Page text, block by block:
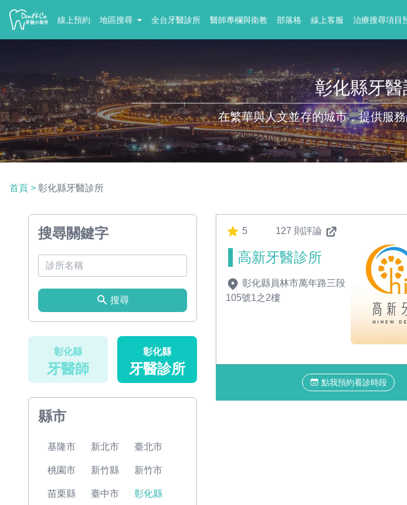
線上預約 地區搜尋 全台牙醫診所 醫師專欄與衛教 部落格 線上客服 治療搜尋項目
彰化縣牙
在繁華與人文並存的城市，提供服
首頁 > 彰化縣牙醫診所
搜尋關鍵字
搜尋
彰化縣
牙醫師
彰化縣
牙醫診所
縣市
基隆市 新北市 臺北市
桃園市 新竹縣 新竹市
苗栗縣 臺中市 彰化縣
5 127 則評論
高新牙醫診所
彰化縣員林市萬年路三段
105號1之2樓
點我預約看診時段